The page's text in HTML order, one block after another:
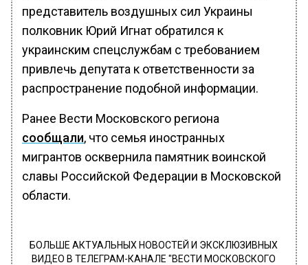
представитель воздушных сил Украины
полковник Юрий Игнат обратился к
украинским спецслужбам с требованием
привлечь депутата к ответственности за
распространение подобной информации.
Ранее Вести Московского региона
сообщали, что семья иностранных
мигрантов осквернила памятник воинской
славы Российской Федерации в Московской
области.
БОЛЬШЕ АКТУАЛЬНЫХ НОВОСТЕЙ И ЭКСКЛЮЗИВНЫХ
ВИДЕО В ТЕЛЕГРАМ-КАНАЛЕ "ВЕСТИ МОСКОВСКОГО